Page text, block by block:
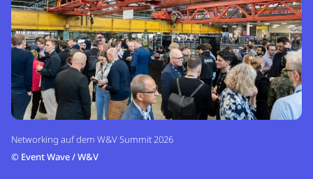
Networking auf dem W&V Summit 2026
© Event Wave / W&V